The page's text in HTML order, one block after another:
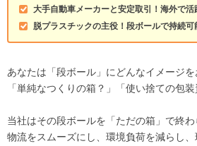
大手自動車メーカーと安定取引！海外で活
脱プラスチックの主役！段ボールで持続可
あなたは「段ボール」にどんなイメージを
「単純なつくりの箱？」「使い捨ての包装
当社はその段ボールを「ただの箱」で終わ
物流をスムーズにし、環境負荷を減らし